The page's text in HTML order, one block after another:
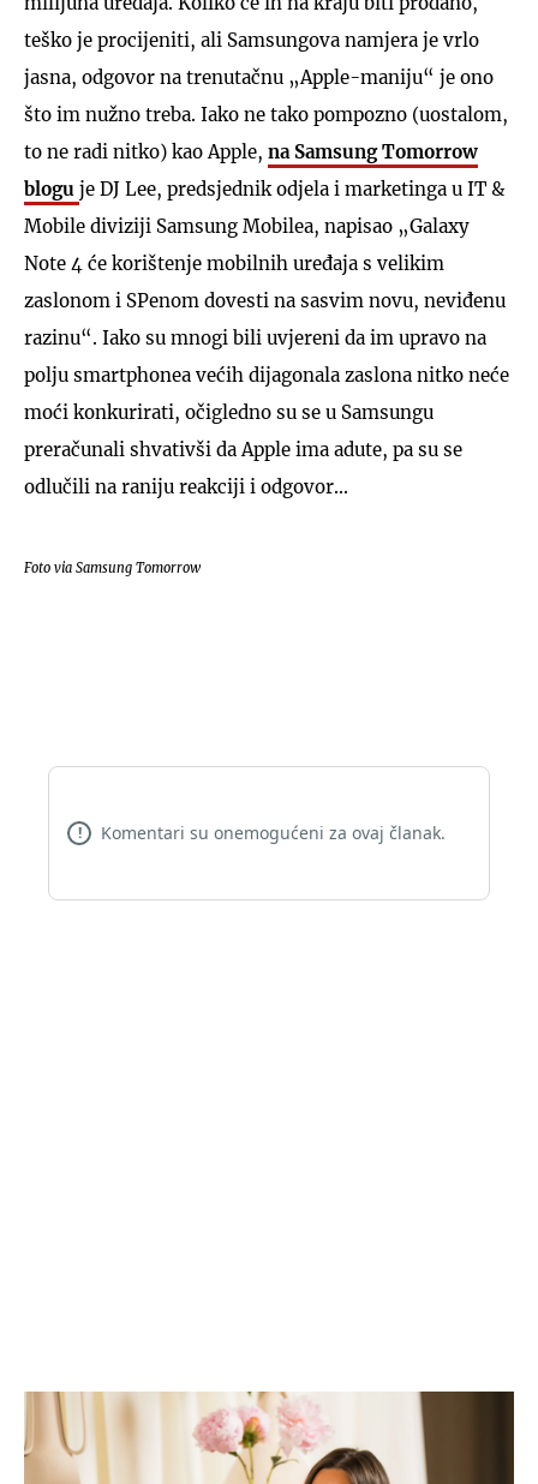
teško je procijeniti, ali Samsungova namjera je vrlo
jasna, odgovor na trenutačnu „Apple-maniju“ je ono
što im nužno treba. Iako ne tako pompozno (uostalom,
to ne radi nitko) kao Apple, na Samsung Tomorrow
blogu je DJ Lee, predsjednik odjela i marketinga u IT &
Mobile diviziji Samsung Mobilea, napisao „Galaxy
Note 4 će korištenje mobilnih uređaja s velikim
zaslonom i SPenom dovesti na sasvim novu, neviđenu
razinu“. Iako su mnogi bili uvjereni da im upravo na
polju smartphonea većih dijagonala zaslona nitko neće
moći konkurirati, očigledno su se u Samsungu
preračunali shvativši da Apple ima adute, pa su se
odlučili na raniju reakciji i odgovor...
Foto via Samsung Tomorrow
! Komentari su onemogućeni za ovaj članak.